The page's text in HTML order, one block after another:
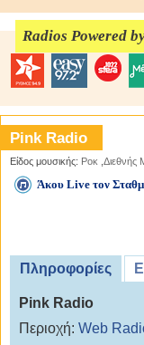
Radios Powered
Pink Radio
Είδος μουσικής: Ροκ Διεθνής
Άκου Live τον
Πληροφορίες
Pink Radio
Περιοχή: Web